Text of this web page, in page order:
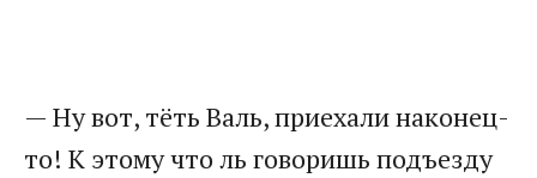
— Ну вот, тёть Валь, приехали наконец-
то! К этому что ль говоришь подъезду